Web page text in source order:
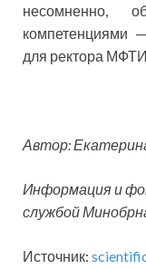
несомненно,
компетенциями
для ректора
Автор:
Информация и
службой
Источник: